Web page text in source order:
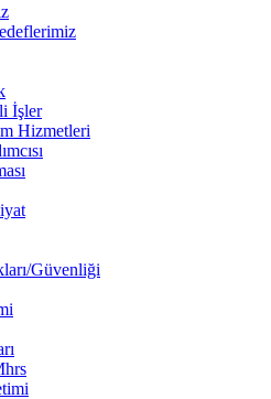
İşler
Hizmetleri
Güvenliği